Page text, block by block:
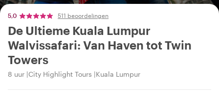
5,0 511 beoordelingen
De Ultieme Kuala Lumpur
Walvissafari: Van Haven tot Twin
Towers
8 uur City Highlight Tours Kuala Lumpur